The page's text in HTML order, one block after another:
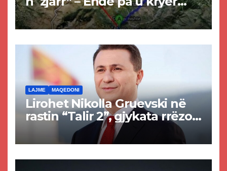
projekti i tunelit, komuna e
Tetovës nis punimet për
LAJME MAQEDONI
Lirohet Nikolla Gruevski në
rastin “Talir 2”, gjykata rrëzon
akuzat për ndërtimin e
paligjshëm të selisë së